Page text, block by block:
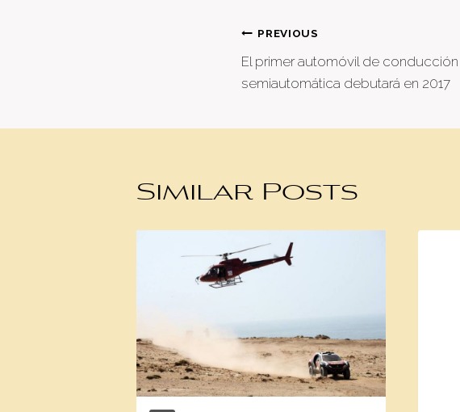
Post
navigation
PREVIOUS
El primer automóvil de conducción
semiautomática debutará en 2017
Similar Posts